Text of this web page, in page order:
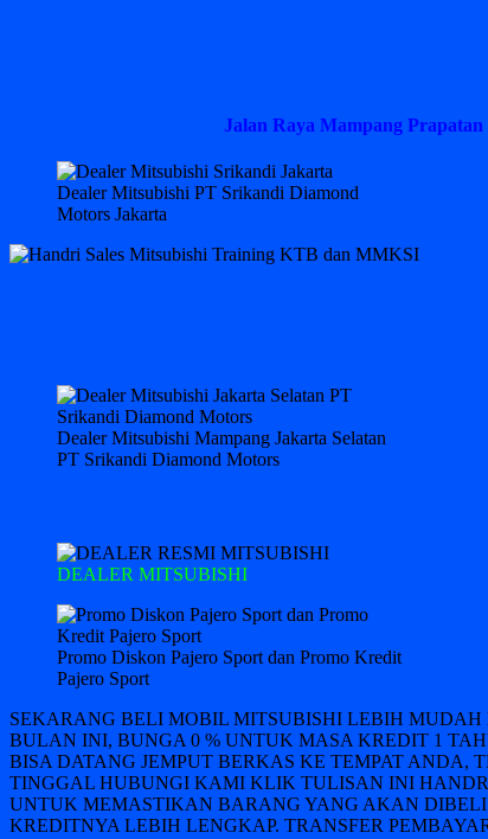
Jalan Raya Mampang
Dealer Mitsubishi PT Srikandi Diamond
Motors Jakarta
Dealer Mitsubishi Mampang Jakarta Selatan
PT Srikandi Diamond Motors
DEALER MITSUBISHI
Promo Diskon Pajero Sport dan Promo Kredit
Pajero Sport
SEKARANG BELI MOBIL MITSUBISHI LEBIH
BULAN INI, BUNGA 0 % UNTUK MASA KREDIT 1
BISA DATANG JEMPUT BERKAS KE TEMPAT
TINGGAL HUBUNGI KAMI KLIK TULISAN INI
UNTUK MEMASTIKAN BARANG YANG AKAN
KREDITNYA LEBIH LENGKAP. TRANSFER